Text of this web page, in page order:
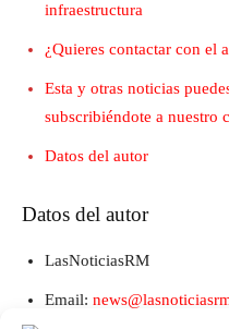
infraestructura
¿Quieres contactar con el
Esta y otras noticias
subscribiéndote a nuestro
Datos del autor
Datos del autor
LasNoticiasRM
Email: